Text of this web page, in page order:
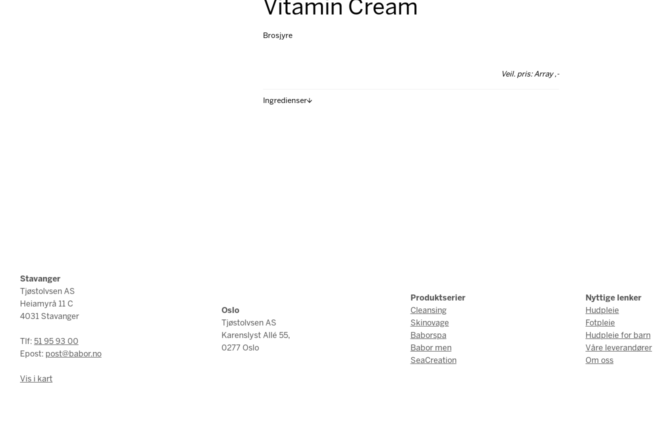
Vitamin Cream
Brosjyre
Veil. pris: Array ,-
Ingredienser
Stavanger
Tjøstolvsen AS
Heiamyrå 11 C
4031 Stavanger
Tlf: 51 95 93 00
Epost: post@babor.no
Vis i kart
Oslo
Tjøstolvsen AS
Karenslyst Allé 55,
0277 Oslo
Produktserier
Cleansing
Skinovage
Baborspa
Babor men
SeaCreation
Nyttige lenker
Hudpleie
Fotpleie
Hudpleie for barn
Våre leverandører
Om oss